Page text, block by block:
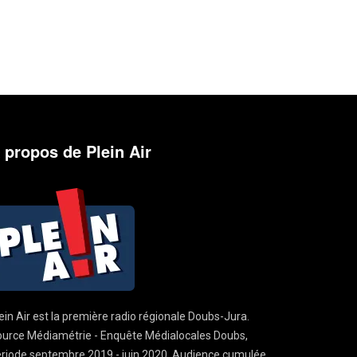
propos de Plein Air
Air est la première radio régionale Doubs-Jura.
Médiamétrie - Enquête Médialocales Doubs,